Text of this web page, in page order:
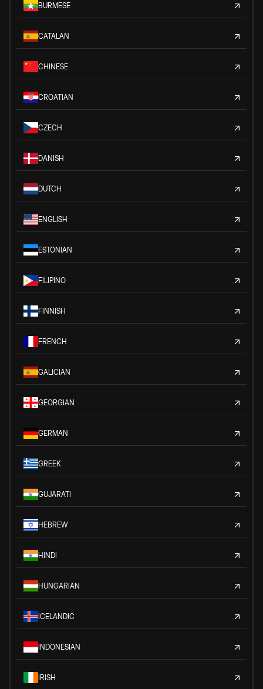
BURMESE
CATALAN
CHINESE
CROATIAN
CZECH
DANISH
DUTCH
ENGLISH
ESTONIAN
FILIPINO
FINNISH
FRENCH
GALICIAN
GEORGIAN
GERMAN
GREEK
GUJARATI
HEBREW
HINDI
HUNGARIAN
ICELANDIC
INDONESIAN
IRISH